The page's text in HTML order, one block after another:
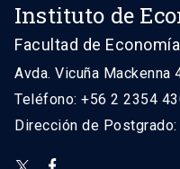
Instituto de
Facultad de
Avda. Vicuña Mackenna
Teléfono: +56 2 2354
Dirección de